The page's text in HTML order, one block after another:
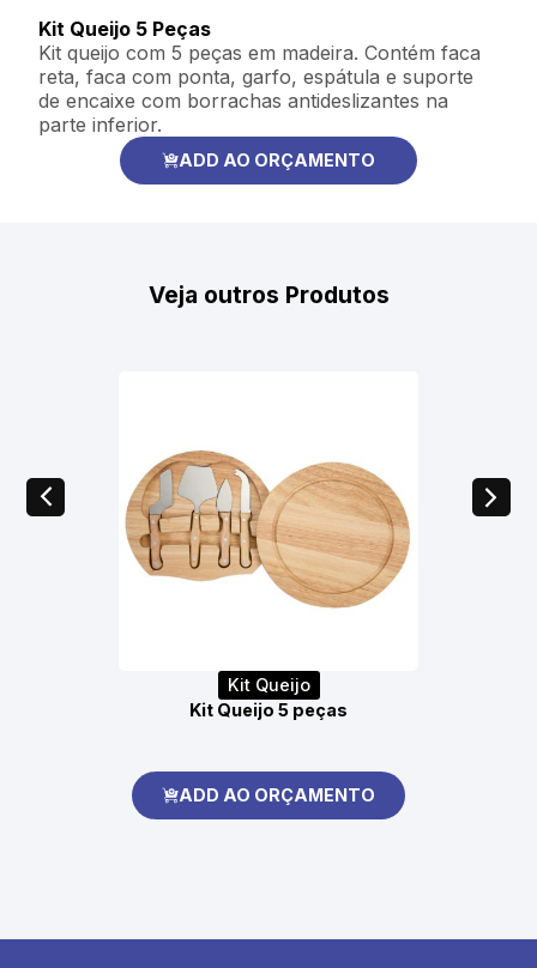
Kit Queijo 5 Peças
Kit queijo com 5 peças em madeira. Contém faca
reta, faca com ponta, garfo, espátula e suporte
de encaixe com borrachas antideslizantes na
parte inferior.
ADD AO ORÇAMENTO
Veja outros Produtos
Kit Queijo
Kit Queijo 5 peças
ADD AO ORÇAMENTO